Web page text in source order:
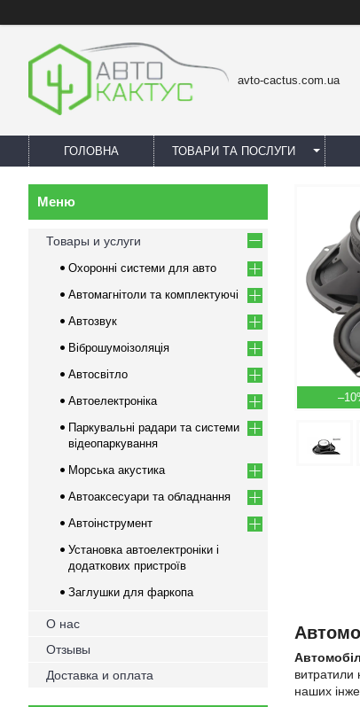
avto-cactus.com.ua
ГОЛОВНА ТОВАРИ ТА ПОСЛУГИ
витратили
наших
Товары и услуги
Охоронні системи для авто
Автомагнітоли та комплектуючі
Автозвук
Віброшумоізоляція
Автосвітло
Автоелектроніка
Паркувальні радари та системи
відеопаркування
Морська акустика
Автоаксесуари та обладнання
Автоінструмент
Установка автоелектроніки і
додаткових пристроїв
Заглушки для фаркопа
О нас
Отзывы
Доставка и оплата